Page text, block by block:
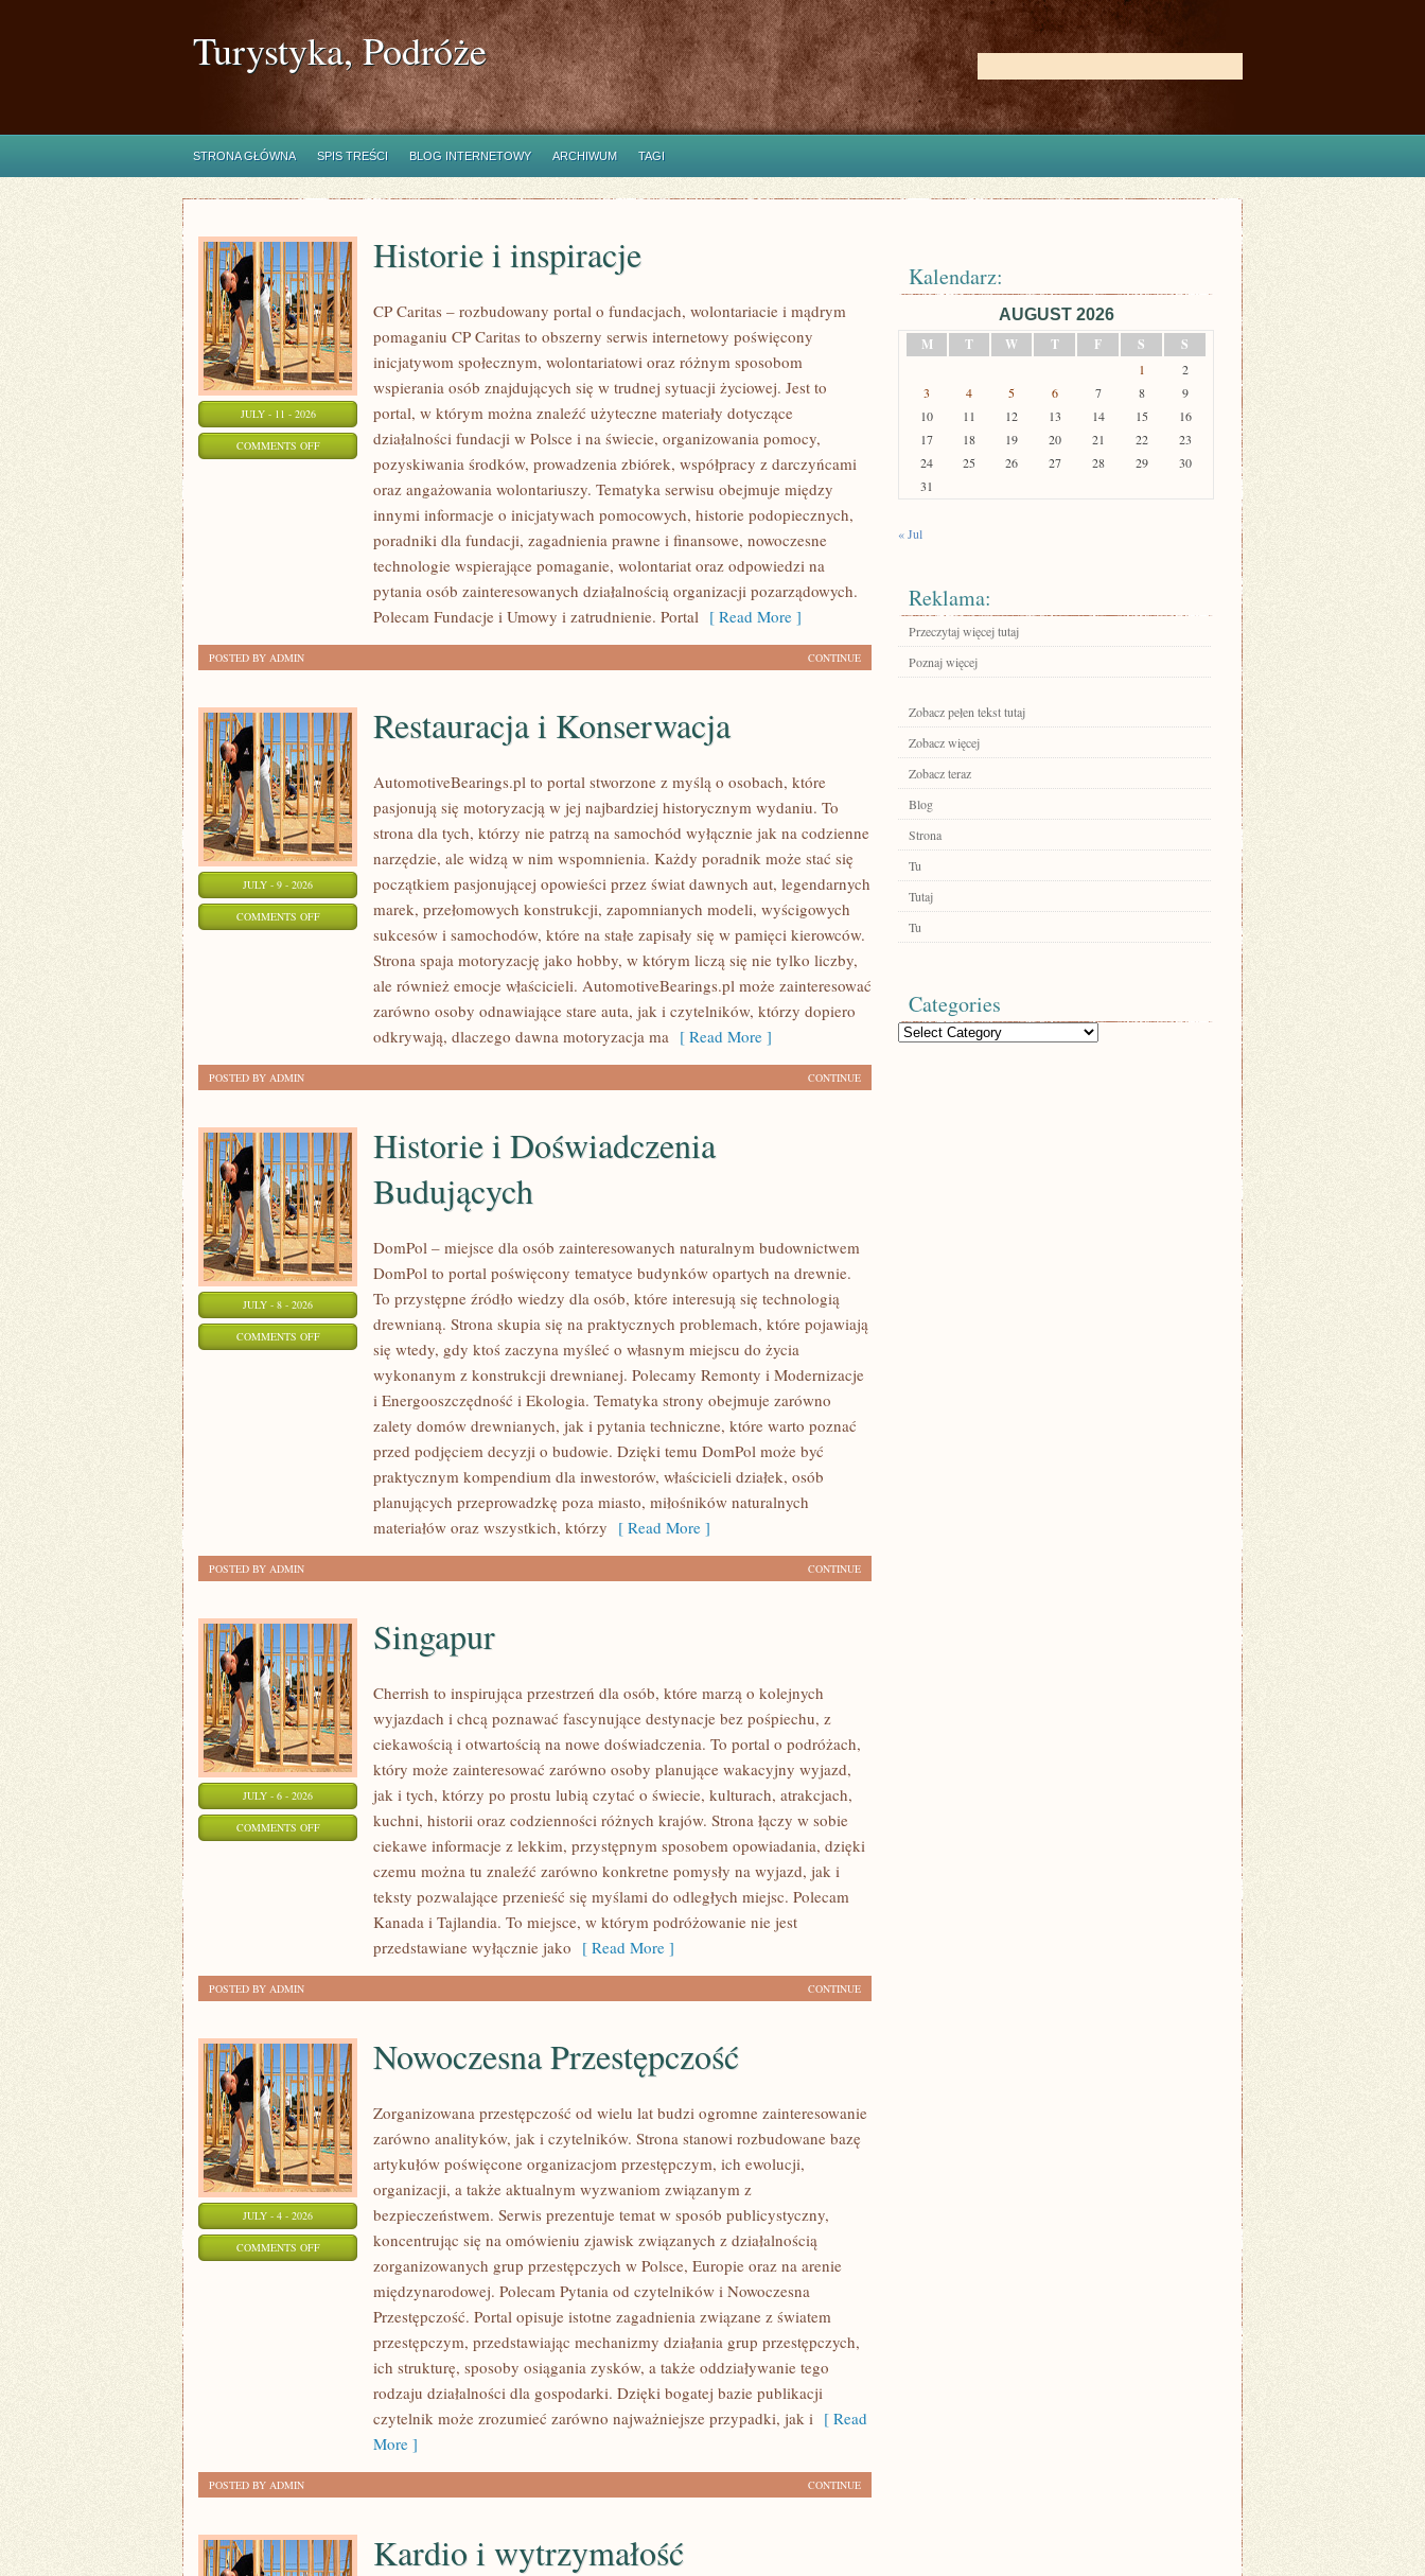
Turystyka, Podróże
STRONA GŁÓWNA SPIS TREŚCI BLOG INTERNETOWY ARCHIWUM TAGI
JULY - 11 - 2026
COMMENTS OFFON
INSPIRACJE
Historie i inspiracje
CP Caritas – rozbudowany portal o fundacjach, wolontariacie i mądrym
pomaganiu CP Caritas to obszerny serwis internetowy poświęcony
inicjatywom społecznym, wolontariatowi oraz różnym sposobom
wspierania osób znajdujących się w trudnej sytuacji życiowej. Jest to
portal, w którym można znaleźć użyteczne materiały dotyczące
działalności fundacji w Polsce i na świecie, organizowania pomocy,
pozyskiwania środków, prowadzenia zbiórek, współpracy z darczyńcami
oraz angażowania wolontariuszy. Tematyka serwisu obejmuje między
innymi informacje o inicjatywach pomocowych, historie podopiecznych,
poradniki dla fundacji, zagadnienia prawne i finansowe, nowoczesne
technologie wspierające pomaganie, wolontariat oraz odpowiedzi na
pytania osób zainteresowanych działalnością organizacji pozarządowych.
Polecam Fundacje i Umowy i zatrudnienie. Portal [ Read More ]
CONTINUE
POSTED BY ADMIN
JULY - 9 - 2026
COMMENTS OFFON
RESTAURACJA
KONSERWACJA
Restauracja i Konserwacja
AutomotiveBearings.pl to portal stworzone z myślą o osobach, które
pasjonują się motoryzacją w jej najbardziej historycznym wydaniu. To
strona dla tych, którzy nie patrzą na samochód wyłącznie jak na codzienne
narzędzie, ale widzą w nim wspomnienia. Każdy poradnik może stać się
początkiem pasjonującej opowieści przez świat dawnych aut, legendarnych
marek, przełomowych konstrukcji, zapomnianych modeli, wyścigowych
sukcesów i samochodów, które na stałe zapisały się w pamięci kierowców.
Strona spaja motoryzację jako hobby, w którym liczą się nie tylko liczby,
ale również emocje właścicieli. AutomotiveBearings.pl może zainteresować
zarówno osoby odnawiające stare auta, jak i czytelników, którzy dopiero
odkrywają, dlaczego dawna motoryzacja ma [ Read More ]
CONTINUE
POSTED BY ADMIN
JULY - 8 - 2026
COMMENTS OFFON
Historie i Doświadczenia
Budujących
DomPol – miejsce dla osób zainteresowanych naturalnym budownictwem
DomPol to portal poświęcony tematyce budynków opartych na drewnie.
To przystępne źródło wiedzy dla osób, które interesują się technologią
drewnianą. Strona skupia się na praktycznych problemach, które pojawiają
się wtedy, gdy ktoś zaczyna myśleć o własnym miejscu do życia
wykonanym z konstrukcji drewnianej. Polecamy Remonty i Modernizacje
i Energooszczędność i Ekologia. Tematyka strony obejmuje zarówno
zalety domów drewnianych, jak i pytania techniczne, które warto poznać
przed podjęciem decyzji o budowie. Dzięki temu DomPol może być
praktycznym kompendium dla inwestorów, właścicieli działek, osób
planujących przeprowadzkę poza miasto, miłośników naturalnych
materiałów oraz wszystkich, którzy [ Read More ]
CONTINUE
POSTED BY ADMIN
JULY - 6 - 2026
COMMENTS OFFON
Singapur
Cherrish to inspirująca przestrzeń dla osób, które marzą o kolejnych
wyjazdach i chcą poznawać fascynujące destynacje bez pośpiechu, z
ciekawością i otwartością na nowe doświadczenia. To portal o podróżach,
który może zainteresować zarówno osoby planujące wakacyjny wyjazd,
jak i tych, którzy po prostu lubią czytać o świecie, kulturach, atrakcjach,
kuchni, historii oraz codzienności różnych krajów. Strona łączy w sobie
ciekawe informacje z lekkim, przystępnym sposobem opowiadania, dzięki
czemu można tu znaleźć zarówno konkretne pomysły na wyjazd, jak i
teksty pozwalające przenieść się myślami do odległych miejsc. Polecam
Kanada i Tajlandia. To miejsce, w którym podróżowanie nie jest
przedstawiane wyłącznie jako [ Read More ]
CONTINUE
POSTED BY ADMIN
JULY - 4 - 2026
COMMENTS OFFON
NOWOCZESNA
PRZESTĘPCZOŚĆ
Nowoczesna Przestępczość
Zorganizowana przestępczość od wielu lat budzi ogromne zainteresowanie
zarówno analityków, jak i czytelników. Strona stanowi rozbudowane bazę
artykułów poświęcone organizacjom przestępczym, ich ewolucji,
organizacji, a także aktualnym wyzwaniom związanym z
bezpieczeństwem. Serwis prezentuje temat w sposób publicystyczny,
koncentrując się na omówieniu zjawisk związanych z działalnością
zorganizowanych grup przestępczych w Polsce, Europie oraz na arenie
międzynarodowej. Polecam Pytania od czytelników i Nowoczesna
Przestępczość. Portal opisuje istotne zagadnienia związane z światem
przestępczym, przedstawiając mechanizmy działania grup przestępczych,
ich strukturę, sposoby osiągania zysków, a także oddziaływanie tego
rodzaju działalności dla gospodarki. Dzięki bogatej bazie publikacji
czytelnik może zrozumieć zarówno najważniejsze przypadki, jak i [ Read
More ]
CONTINUE
POSTED BY ADMIN
Kardio i wytrzymałość
Kalendarz:
AUGUST 2026
M
T W T F S S
1
2
3
4 5 6 7 8
9
10
11 12 13 14 15
16
17
18 19 20 21 22
23
24
25 26 27 28 29
30
31
« Jul
Reklama:
Przeczytaj więcej tutaj
Poznaj więcej
Zobacz pełen tekst tutaj
Zobacz więcej
Zobacz teraz
Blog
Strona
Tu
Tutaj
Tu
Categories
Categories